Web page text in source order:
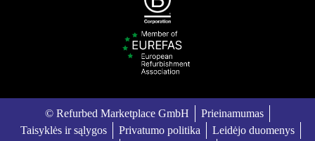
© Refurbed Marketplace GmbH
Prieinamumas
Taisyklės ir sąlygos
Privatumo politika Leidėjo duomenys